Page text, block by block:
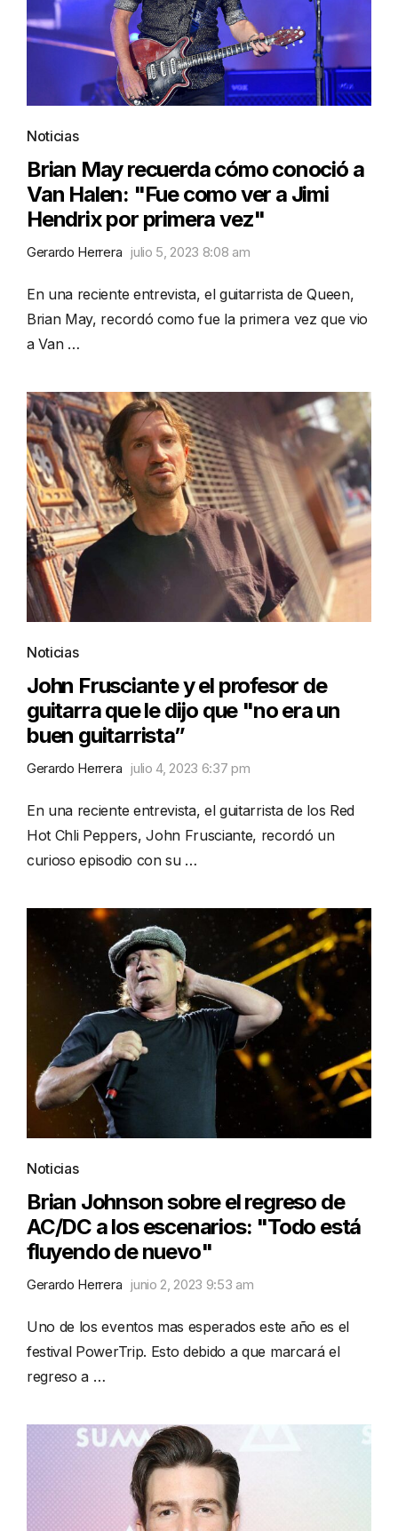
Noticias
Brian May recuerda cómo conoció a
Van Halen: "Fue como ver a Jimi
Hendrix por primera vez"
Gerardo Herrera julio 5, 2023 8:08 am
En una reciente entrevista, el guitarrista de Queen,
Brian May, recordó como fue la primera vez que vio
a Van …
Noticias
John Frusciante y el profesor de
guitarra que le dijo que "no era un
buen guitarrista”
Gerardo Herrera julio 4, 2023 6:37 pm
En una reciente entrevista, el guitarrista de los Red
Hot Chli Peppers, John Frusciante, recordó un
curioso episodio con su …
Noticias
Brian Johnson sobre el regreso de
AC/DC a los escenarios: "Todo está
fluyendo de nuevo"
Gerardo Herrera junio 2, 2023 9:53 am
Uno de los eventos mas esperados este año es el
festival PowerTrip. Esto debido a que marcará el
regreso a …